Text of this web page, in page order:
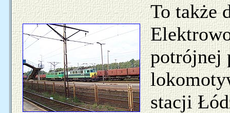
To także
potrójnej
stacji